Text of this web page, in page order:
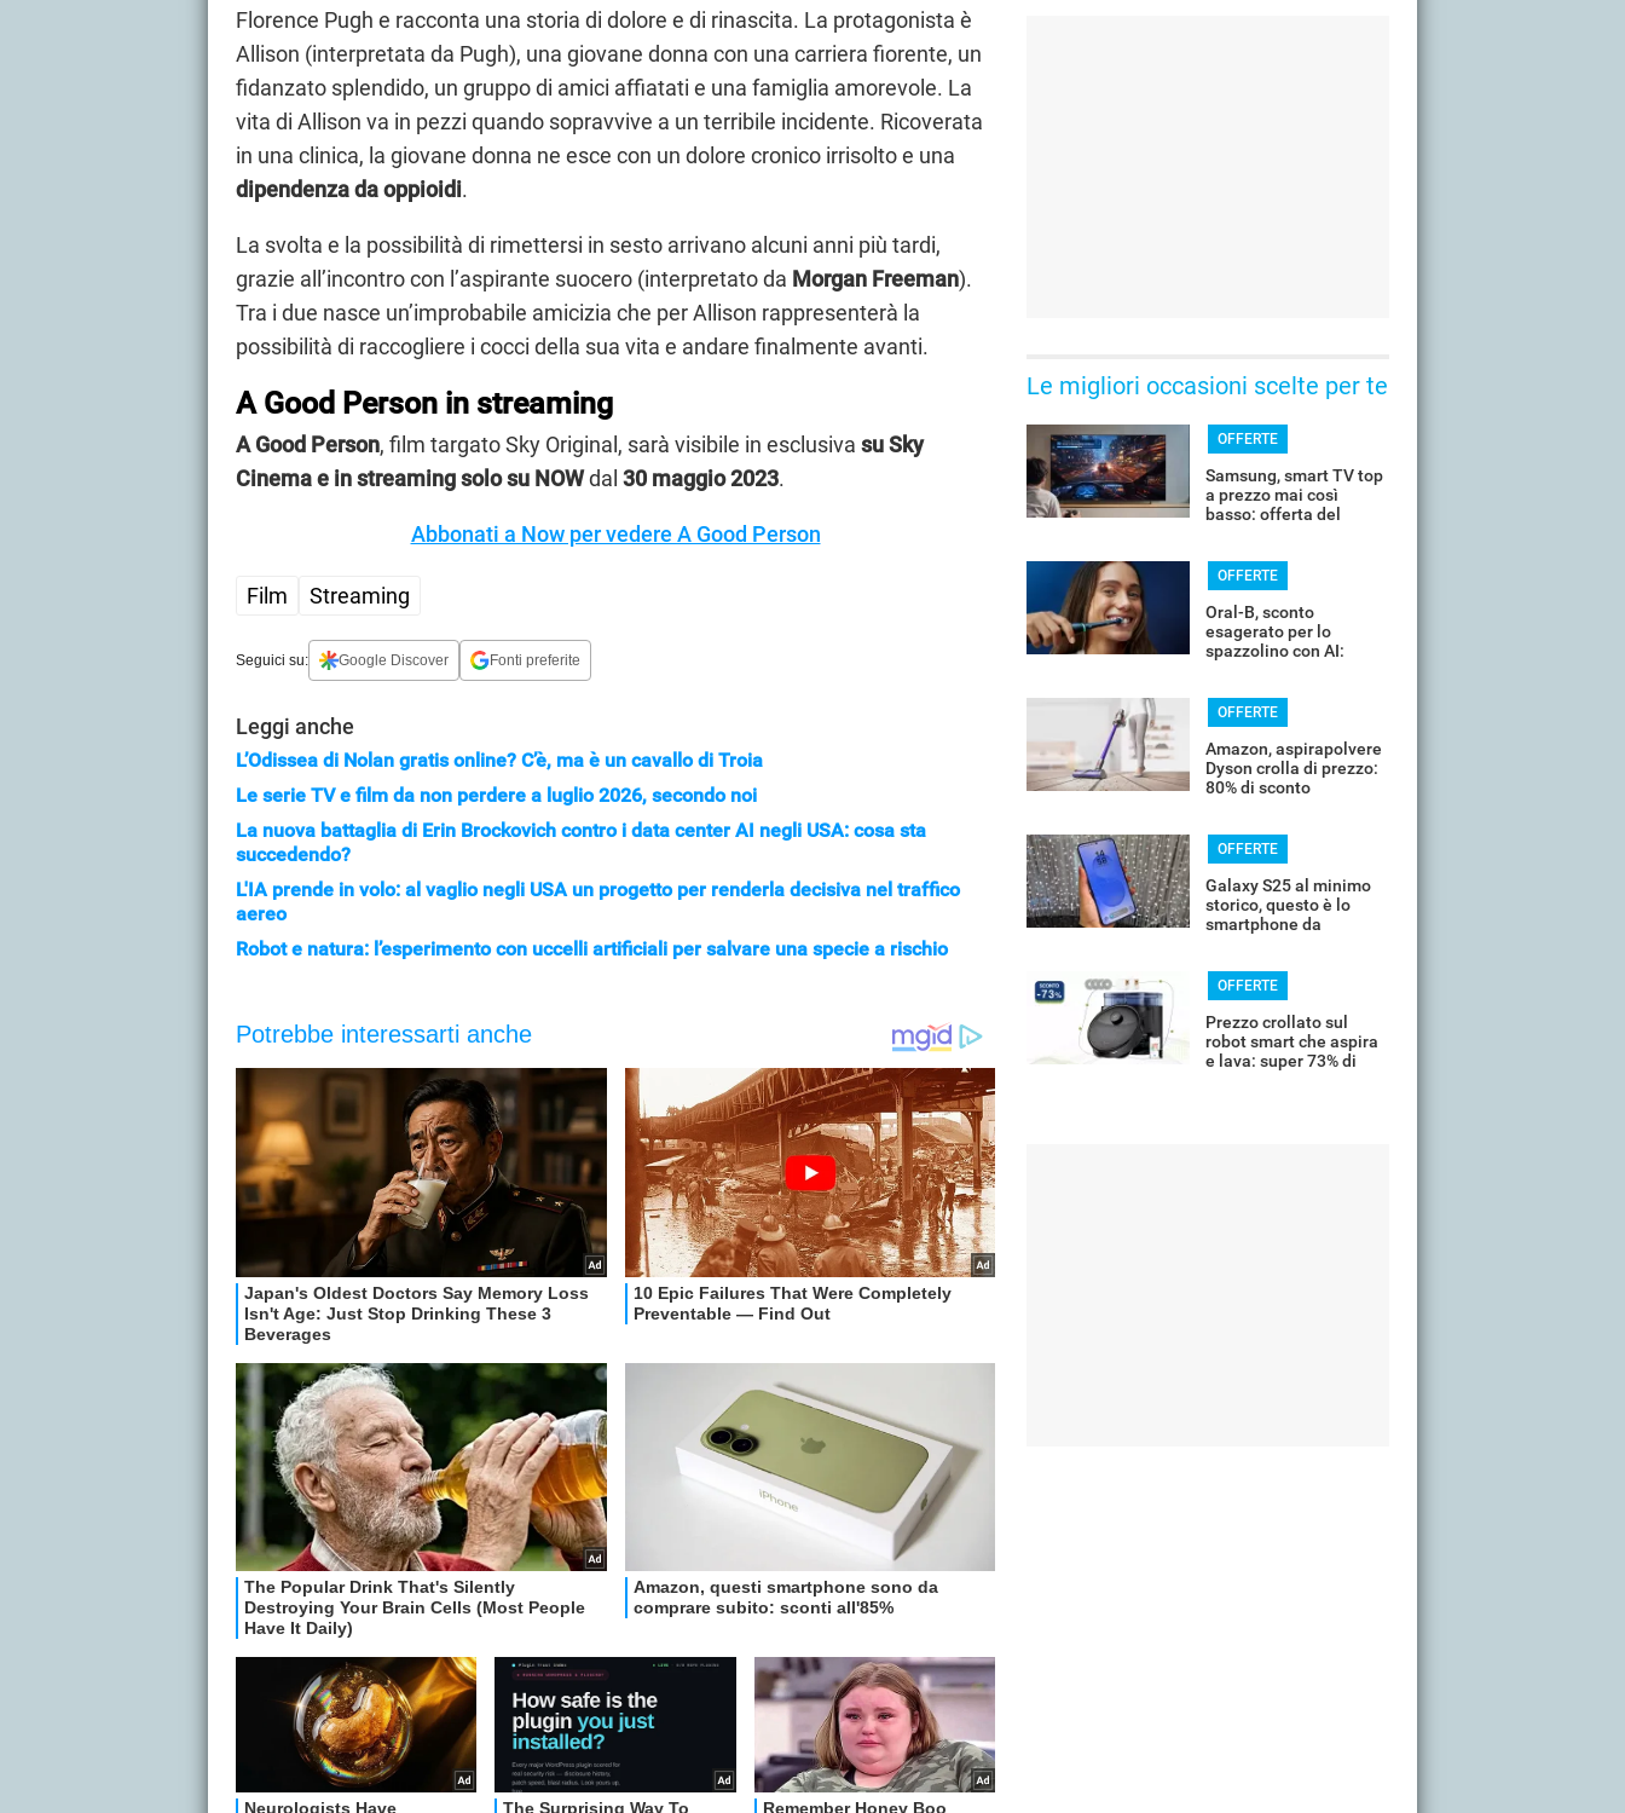
Florence Pugh e racconta una storia di dolore e di rinascita. La protagonista è
Allison (interpretata da Pugh), una giovane donna con una carriera fiorente, un
fidanzato splendido, un gruppo di amici affiatati e una famiglia amorevole. La
vita di Allison va in pezzi quando sopravvive a un terribile incidente. Ricoverata
in una clinica, la giovane donna ne esce con un dolore cronico irrisolto e una
dipendenza da oppioidi.
La svolta e la possibilità di rimettersi in sesto arrivano alcuni anni più tardi,
grazie all’incontro con l’aspirante suocero (interpretato da Morgan Freeman).
Tra i due nasce un’improbabile amicizia che per Allison rappresenterà la
possibilità di raccogliere i cocci della sua vita e andare finalmente avanti.
A Good Person in streaming
A Good Person, film targato Sky Original, sarà visibile in esclusiva su Sky
Cinema e in streaming solo su NOWdal 30 maggio 2023.
Abbonati a Now per vedere A Good Person
Film Streaming
Seguici su: Google Discover Fonti preferite
Leggi anche
L’Odissea di Nolan gratis online? C’è, ma è un cavallo di Troia
Le serie TV e film da non perdere a luglio 2026, secondo noi
La nuova battaglia di Erin Brockovich contro i data center AI negli USA: cosa sta
succedendo?
L'IA prende in volo: al vaglio negli USA un progetto per renderla decisiva nel traffico
aereo
Robot e natura: l’esperimento con uccelli artificiali per salvare una specie a rischio
Le migliori occasioni scelte per te
OFFERTE
Samsung, smart TV top
a prezzo mai così
basso: offerta del
OFFERTE
Oral-B, sconto
esagerato per lo
spazzolino con AI:
OFFERTE
Amazon, aspirapolvere
Dyson crolla di prezzo:
80% di sconto
OFFERTE
Galaxy S25 al minimo
storico, questo è lo
smartphone da
OFFERTE
Prezzo crollato sul
robot smart che aspira
e lava: super 73% di